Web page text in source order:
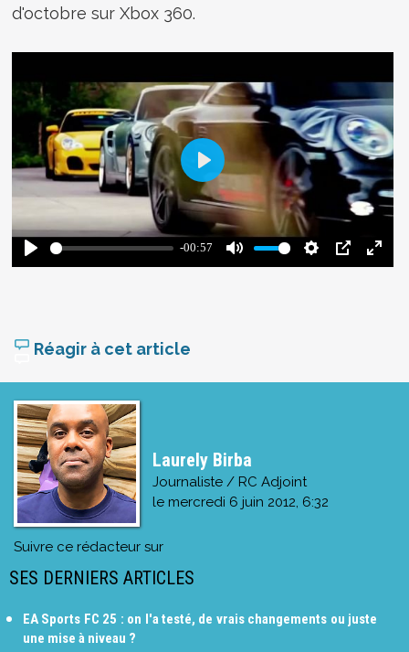
d'octobre sur Xbox 360.
Réagir à cet article
Laurely Birba
Journaliste / RC Adjoint
le mercredi 6 juin 2012, 6:32
Suivre ce rédacteur sur
SES DERNIERS ARTICLES
EA Sports FC 25 : on l'a testé, de vrais changements ou juste
une mise à niveau ?